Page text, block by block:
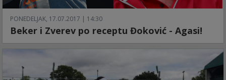
PONEDELJAK, 17.07.2017 | 14:30
Beker i Zverev po receptu Đoković - Agasi!